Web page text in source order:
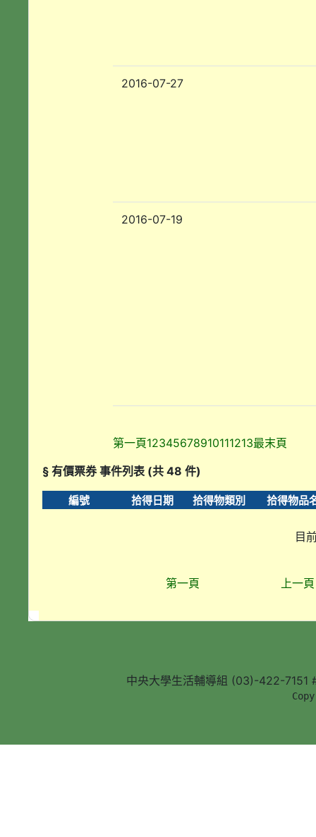
2016-07-27
2016-07-19
第一頁12345678910111213最末頁
§ 有價票券 事件列表 (共 48 件)
編號 拾得日期 拾得物類別 拾得物品
目
第一頁 上一頁
中央大學生活輔導組 (03)-422-7151